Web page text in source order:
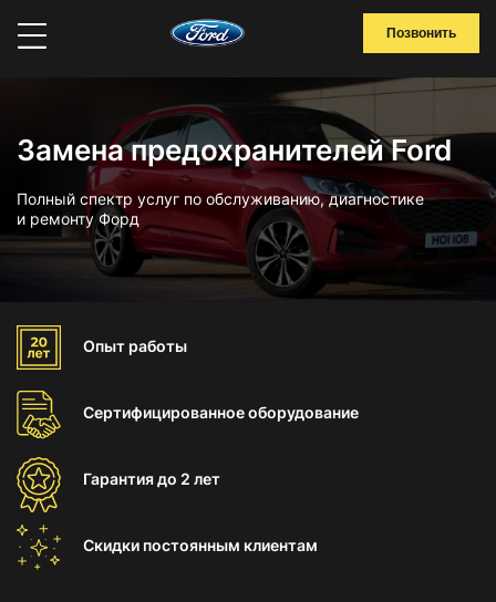
Позвонить
Замена предохранителей Ford
Полный спектр услуг по обслуживанию, диагностике
и ремонту Форд
Опыт работы
Сертифицированноеоборудование
Гарантиядо 2 лет
Скидки постоянным клиентам